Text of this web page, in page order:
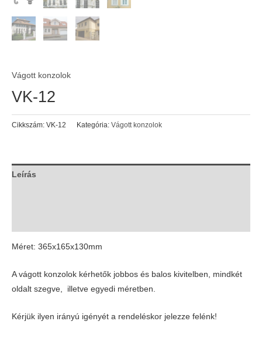
Vágott konzolok
VK-12
Cikkszám: VK-12 Kategória: Vágott konzolok
Leírás
Méret: 365x165x130mm
A vágott konzolok kérhetők jobbos és balos kivitelben, mindkét
oldalt szegve, illetve egyedi méretben.
Kérjük ilyen irányú igényét a rendeléskor jelezze felénk!